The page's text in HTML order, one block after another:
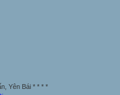
Yên Bái * * * *